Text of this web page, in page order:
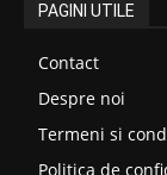
PAGINI UTILE
Contact
Despre noi
Termeni si
Politica de